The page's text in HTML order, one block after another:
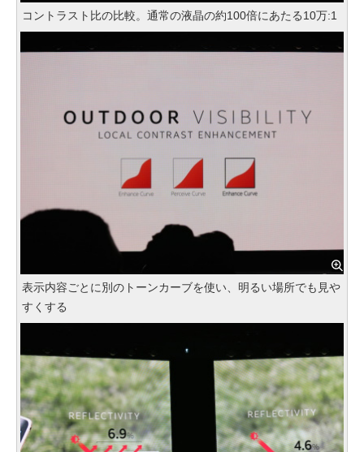
コントラスト比の比較。通常の液晶の約100倍にあたる10万:1
表示内容ごとに別のトーンカーブを使い、明るい場所でも見や
すくする